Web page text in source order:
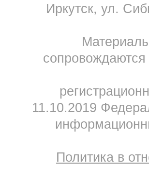
Иркутск, ул.
11.10.2019
Политика в